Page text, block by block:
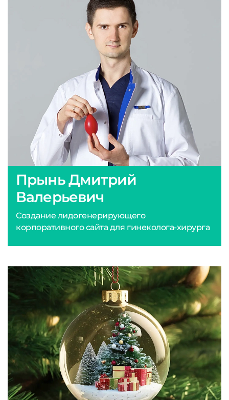
Прынь Дмитрий
Валерьевич
Создание лидогенерирующего
корпоративного сайта для гинеколога-хирурга